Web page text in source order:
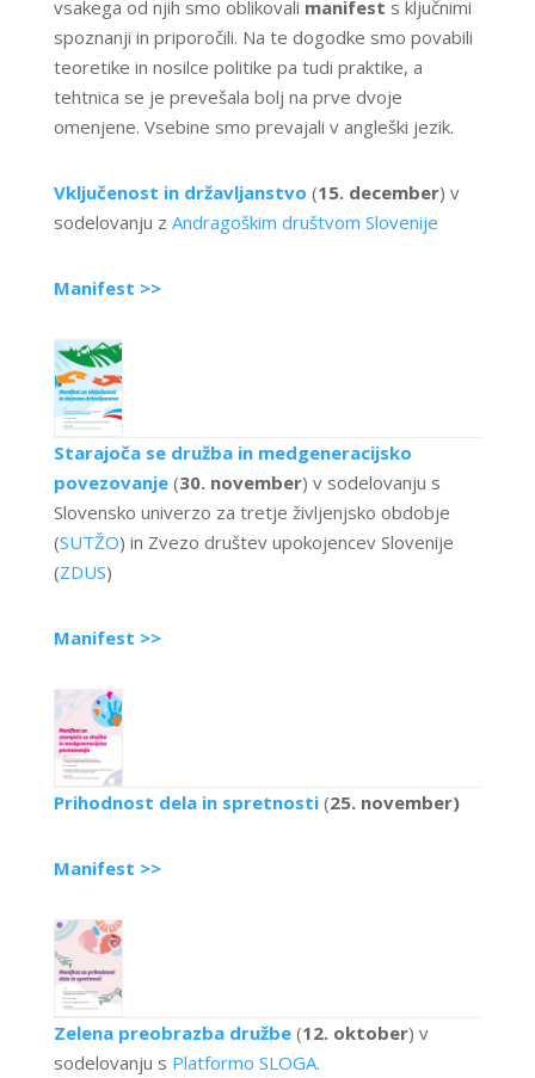
vsakega od njih smo oblikovali manifest s ključnimi
spoznanji in priporočili. Na te dogodke smo povabili
teoretike in nosilce politike pa tudi praktike, a
tehtnica se je prevešala bolj na prve dvoje
omenjene. Vsebine smo prevajali v angleški jezik.
Vključenost in državljanstvo (15. december) v
sodelovanju z Andragoškim društvom Slovenije
Manifest >>
Starajoča se družba in medgeneracijsko
povezovanje(30. november) v sodelovanju s
Slovensko univerzo za tretje življenjsko obdobje
(SUTŽO) in Zvezo društev upokojencev Slovenije
(ZDUS)
Manifest >>
Prihodnost dela in spretnosti(25. november)
Manifest >>
Zelena preobrazba družbe(12. oktober) v
sodelovanju s Platformo SLOGA.